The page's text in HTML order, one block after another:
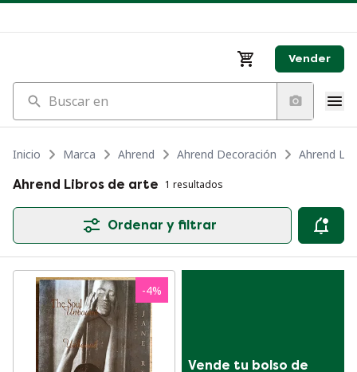
Vender
Buscar en
Inicio Marca Ahrend Ahrend Decoración
Ahrend
Ahrend Libros de arte 1 resultados
Ordenar y filtrar
-4%
Vende tu bolso de